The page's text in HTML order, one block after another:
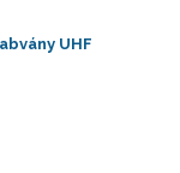
UHF